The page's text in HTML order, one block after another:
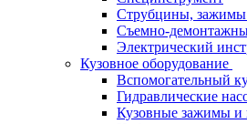
Струбцины, зажимы
Съемно-
Электрический
Кузовное оборудование
Вспомогательный
Гидравлические
Кузовные зажимы и